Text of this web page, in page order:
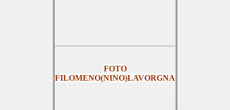
FOTO
FILOMENO(NINO)LAVORGNA